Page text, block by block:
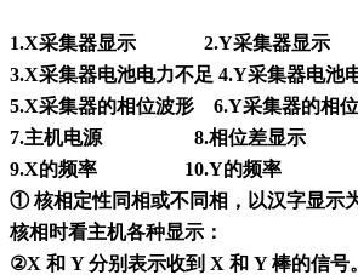
1.X采集器显示 2.Y采集器显示
3.X采集器电池电力不足 4.Y采集器电池
5.X采集器的相位波形 6.Y采集器的相
7.主机电源 8.相位差显示
9.X的频率 10.Y的频率
① 核相定性同相或不同相，以汉字显示为准
核相时看主机各种显示：
②X 和 Y 分别表示收到 X 和 Y 棒的信号。